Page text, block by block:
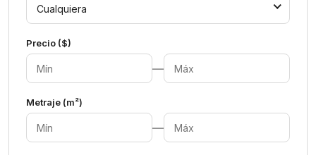
Cualquiera
Precio ($)
—
Metraje (m²)
—